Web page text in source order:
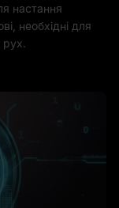
настання
необхідні для
рух.